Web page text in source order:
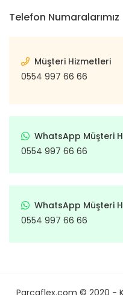
Telefon Numaralarımız
Müşteri Hizmetleri
0554 997 66 66
WhatsApp Müşteri
0554 997 66 66
WhatsApp Müşteri
0554 997 66 66
Parcaflex.com © 2020 -